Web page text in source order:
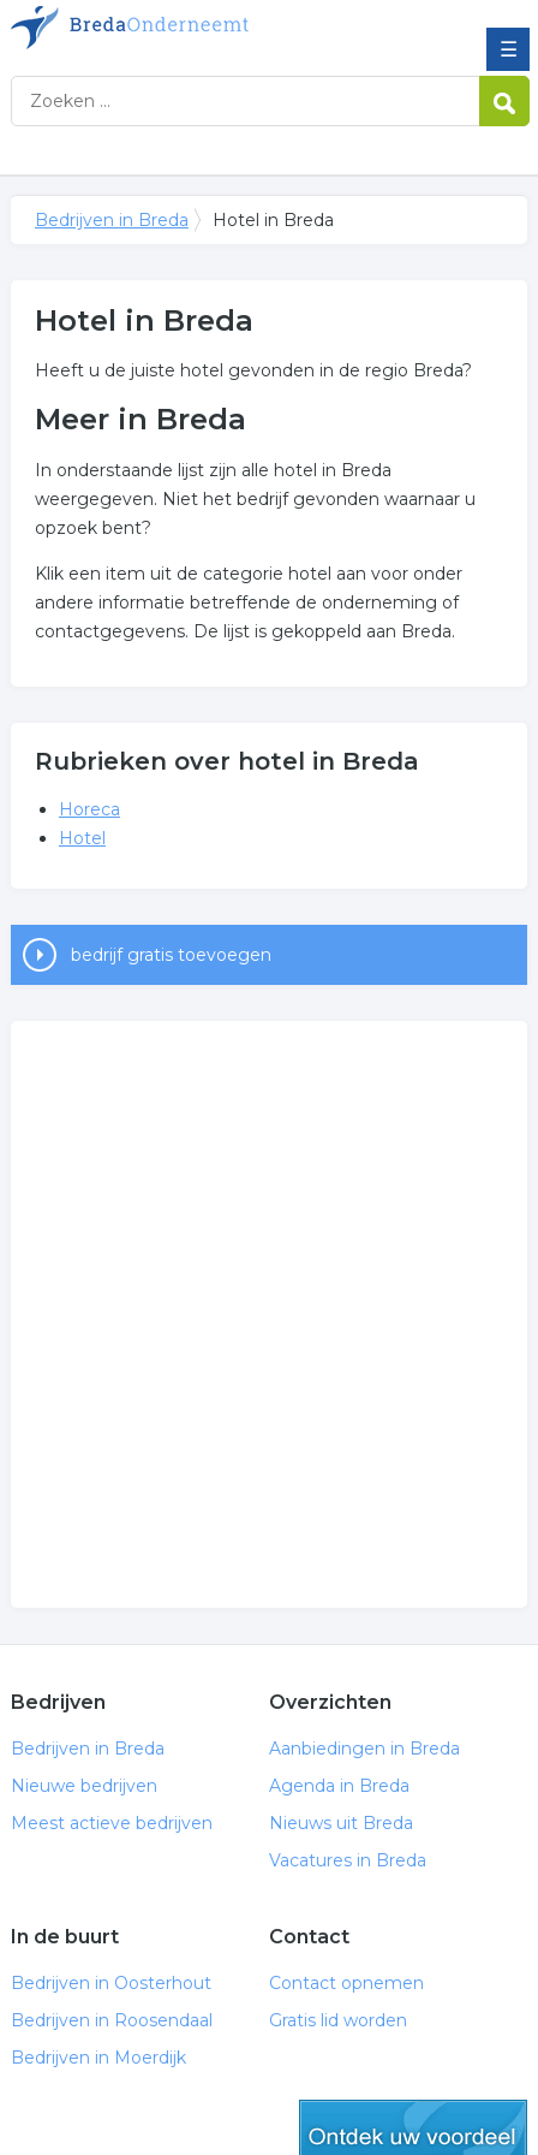
☰
Bedrijven in Breda Hotel in Breda
Hotel in Breda
Heeft u de juiste hotel gevonden in de regio Breda?
Meer in Breda
In onderstaande lijst zijn alle hotel in Breda
weergegeven. Niet het bedrijf gevonden waarnaar u
opzoek bent?
Klik een item uit de categorie hotel aan voor onder
andere informatie betreffende de onderneming of
contactgegevens. De lijst is gekoppeld aan Breda.
Rubrieken over hotel in Breda
Horeca
Hotel
bedrijf gratis toevoegen
Bedrijven
Bedrijven in Breda
Nieuwe bedrijven
Meest actieve bedrijven
Overzichten
Aanbiedingen in Breda
Agenda in Breda
Nieuws uit Breda
Vacatures in Breda
In de buurt
Bedrijven in Oosterhout
Bedrijven in Roosendaal
Bedrijven in Moerdijk
Contact
Contact opnemen
Gratis lid worden